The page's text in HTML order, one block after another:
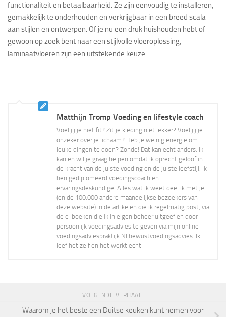
functionaliteit en betaalbaarheid. Ze zijn eenvoudig te installeren,
gemakkelijk te onderhouden en verkrijgbaar in een breed scala
aan stijlen en ontwerpen. Of je nu een druk huishouden hebt of
gewoon op zoek bent naar een stijlvolle vloeroplossing,
laminaatvloeren zijn een uitstekende keuze.
Matthijn Tromp Voeding en lifestyle coach
Voel jij je niet fit? Zit je kleding niet lekker? Voel jij je
onzeker over je lichaam? Heb je weinig energie om
leuke dingen te doen? Zonde! Dat kan echt anders. Ik
kan en wil je graag helpen omdat ik oprecht geloof in
de kracht van de juiste voeding en de juiste leefstijl. Ik
ben gediplomeerd voedingscoach en
ervaringsdeskundige. Alles wat ik weet deel ik met je
(en de 100.000 andere maandelijkse bezoekers van
deze website) in de artikelen die ik regelmatig post, via
de e-boeken die ik in eigen beheer uitgeef en door
persoonlijk voedingsadvies te geven via mijn online
voedingsadviespraktijk NLbewustvoedingsadvies. Ik
leef het zelf en het werkt echt!
VOLGENDE VERHAAL
Waarom je het beste een Duitse keuken kunt nemen voor